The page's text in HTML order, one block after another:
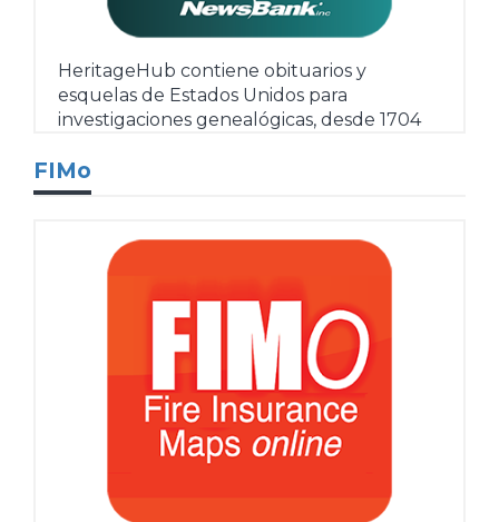
HeritageHub contiene obituarios y
esquelas de Estados Unidos para
investigaciones genealógicas, desde 1704
FIMo